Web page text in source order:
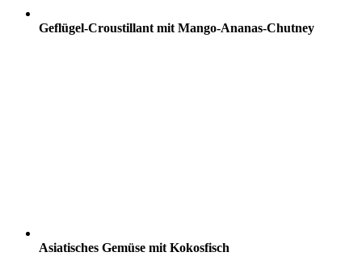
Geflügel-Croustillant mit Mango-Ananas-Chutney
Asiatisches Gemüse mit Kokosfisch